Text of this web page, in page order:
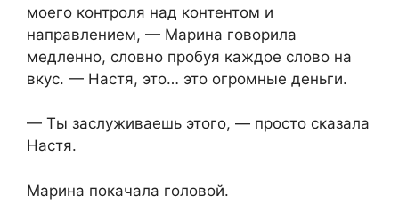
моего контроля над контентом и
направлением, — Марина говорила
медленно, словно пробуя каждое слово на
вкус. — Настя, это… это огромные деньги.
— Ты заслуживаешь этого, — просто сказала
Настя.
Марина покачала головой.